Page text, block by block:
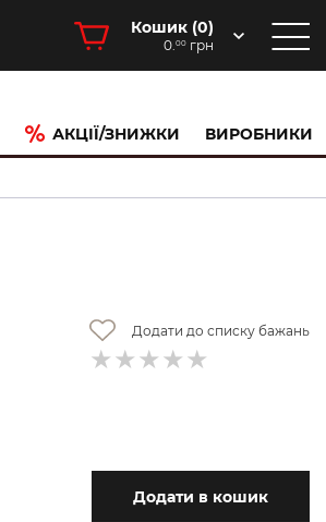
Кошик (0)
0.00 грн
АКЦІЇ/ЗНИЖКИ ВИРОБНИКИ
Додати до списку бажань
Додати в кошик